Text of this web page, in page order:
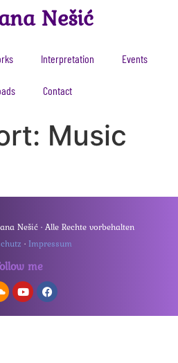
Nešić
Interpretation Events
Contact
Music
Nešić · Alle Rechte vorbehalten
· Impressum
me